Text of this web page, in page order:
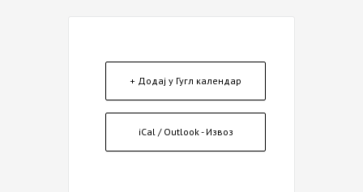
+ Додај у Гугл календар
iCal / Outlook - Извоз